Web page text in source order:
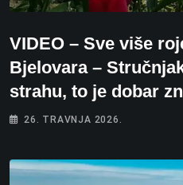
VIDEO – Sve više
Bjelovara –
strahu, to je dobar
26. TRAVNJA 2026.